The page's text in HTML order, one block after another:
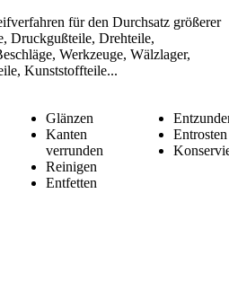
für den Durchsatz größerer
Druckgußteile, Drehteile,
Werkzeuge, Wälzlager,
Kunststoffteile...
Glänzen
Kanten
verrunden
Reinigen
Entfetten
Entrosten